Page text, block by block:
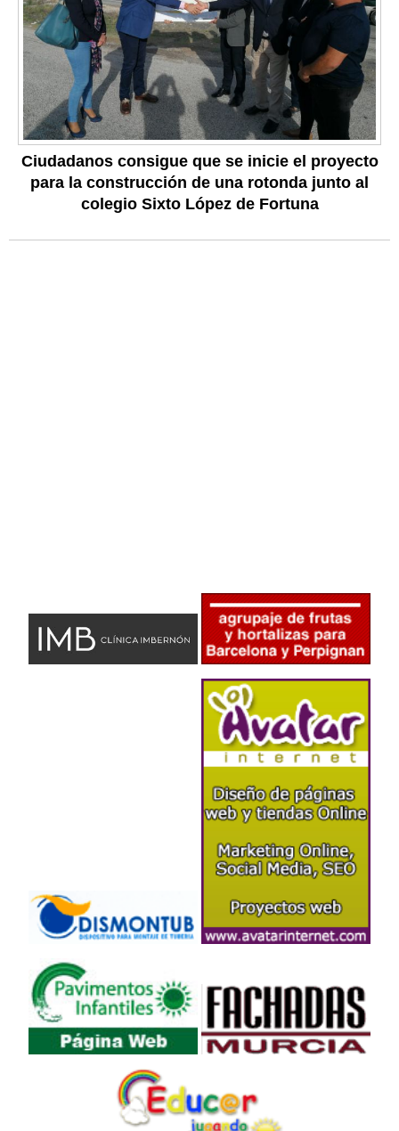
Ciudadanos consigue que se inicie el proyecto
para la construcción de una rotonda junto al
colegio Sixto López de Fortuna